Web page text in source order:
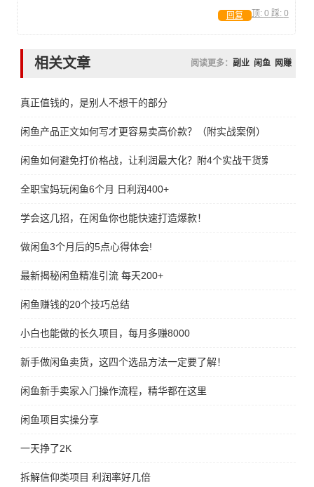
顶: 0 踩: 0
回复
相关文章 阅读更多： 副业 闲鱼 网赚
真正值钱的，是别人不想干的部分
闲鱼产品正文如何写才更容易卖高价款？（附实战案例）
闲鱼如何避免打价格战，让利润最大化？附4个实战干货案例
全职宝妈玩闲鱼6个月 日利润400+
学会这几招，在闲鱼你也能快速打造爆款！
做闲鱼3个月后的5点心得体会!
最新揭秘闲鱼精准引流 每天200+
闲鱼赚钱的20个技巧总结
小白也能做的长久项目，每月多赚8000
新手做闲鱼卖货，这四个选品方法一定要了解！
闲鱼新手卖家入门操作流程，精华都在这里
闲鱼项目实操分享
一天挣了2K
拆解信仰类项目 利润率好几倍